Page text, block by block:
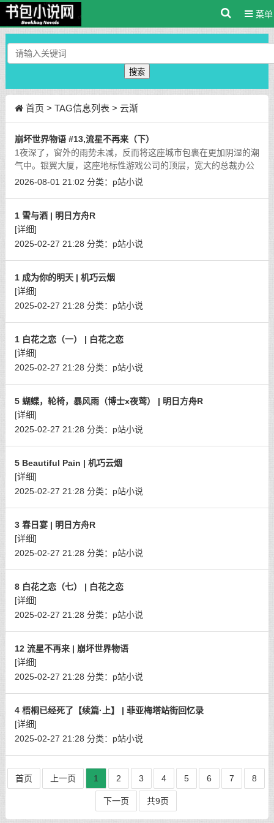
菜单
搜索
首页 > TAG信息列表 > 云渐
崩坏世界物语 #13,流星不再来（下）
1夜深了，窗外的雨势未减，反而将这座城市包裹在更加阴湿的潮
气中。银翼大厦，这座地标性游戏公司的顶层，宽大的总裁办公
室内仍亮着一盏暖黄色的落地灯。随着最后一份文件签署完毕，
2026-08-01 21:02 分类： p站小说
1 雪与酒 | 明日方舟R
[详细]
2025-02-27 21:28 分类： p站小说
1 成为你的明天 | 机巧云烟
[详细]
2025-02-27 21:28 分类： p站小说
1 白花之恋（一） | 白花之恋
[详细]
2025-02-27 21:28 分类： p站小说
5 蝴蝶，轮椅，暴风雨（博士x夜莺） | 明日方舟R
[详细]
2025-02-27 21:28 分类： p站小说
5 Beautiful Pain | 机巧云烟
[详细]
2025-02-27 21:28 分类： p站小说
3 春日宴 | 明日方舟R
[详细]
2025-02-27 21:28 分类： p站小说
8 白花之恋（七） | 白花之恋
[详细]
2025-02-27 21:28 分类： p站小说
12 流星不再来 | 崩坏世界物语
[详细]
2025-02-27 21:28 分类： p站小说
4 梧桐已经死了【续篇·上】 | 菲亚梅塔站街回忆录
[详细]
2025-02-27 21:28 分类： p站小说
首页 上一页 1 2 3 4 5 6 7 8
下一页 共9页